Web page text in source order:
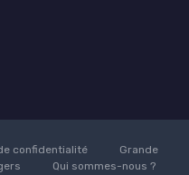
confidentialité
Grande
Qui sommes-nous ?